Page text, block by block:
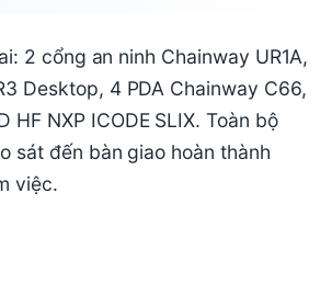
2 cổng an ninh Chainway UR1A,
Desktop, 4 PDA Chainway C66,
HF NXP ICODE SLIX. Toàn bộ
sát đến bàn giao hoàn thành
việc.